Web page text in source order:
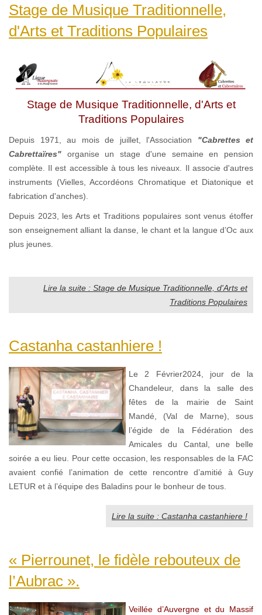
Stage de Musique Traditionnelle,
d'Arts et Traditions Populaires
Stage de Musique Traditionnelle, d'Arts et
Traditions Populaires
Depuis 1971, au mois de juillet, l'Association "Cabrettes et
Cabrettaïres" organise un stage d'une semaine en pension
complète. Il est accessible à tous les niveaux. Il associe d'autres
instruments (Vielles, Accordéons Chromatique et Diatonique et
fabrication d'anches).
Depuis 2023, les Arts et Traditions populaires sont venus étoffer
son enseignement alliant la danse, le chant et la langue d’Oc aux
plus jeunes.
Lire la suite : Stage de Musique Traditionnelle, d'Arts et
Traditions Populaires
Castanha castanhiere !
Le 2 Février2024, jour de la
Chandeleur, dans la salle des
fêtes de la mairie de Saint
Mandé, (Val de Marne), sous
l’égide de la Fédération des
Amicales du Cantal, une belle
soirée a eu lieu. Pour cette occasion, les responsables de la FAC
avaient confié l’animation de cette rencontre d’amitié à Guy
LETUR et à l’équipe des Baladins pour le bonheur de tous.
Lire la suite : Castanha castanhiere !
« Pierrounet, le fidèle rebouteux de
l’Aubrac ».
Veillée d’Auvergne et du Massif